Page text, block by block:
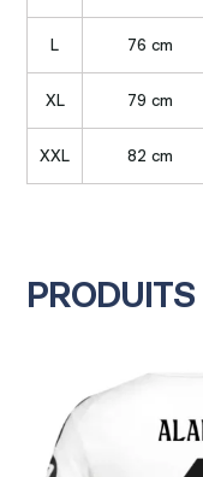
L 76 cm
XL 79 cm
XXL 82 cm